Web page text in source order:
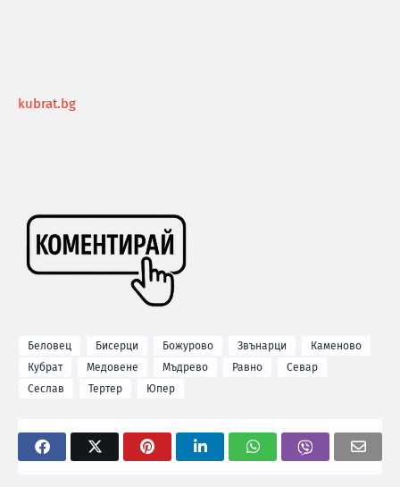
kubrat.bg
Беловец Бисерци Божурово Звънарци
Каменово
Кубрат
Медовене Мъдрево Равно
Севар
Сеслав
Тертер Юпер